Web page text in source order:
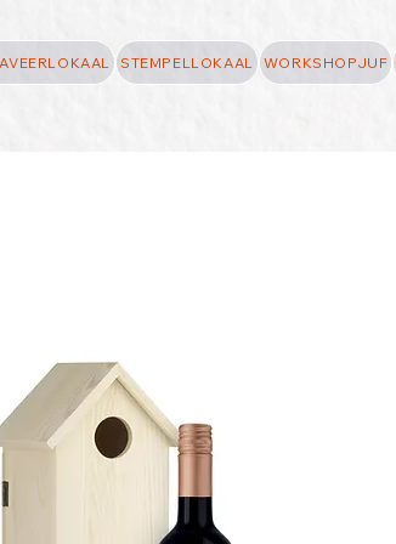
STEMPELLOKAAL WORKSHOPJUF